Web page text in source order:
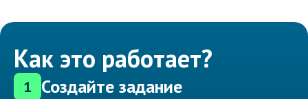
Как это работает?
1 Создайте задание